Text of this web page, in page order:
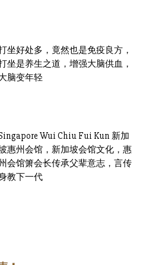
坐好处多，竟然也是免疫良方，
坐是养生之道，增强大脑供血，
脑变年轻
Wui Chiu Fui Kun 新加
惠州会馆，新加坡会馆文化，惠
会馆箫会长传承父辈意志，言传
教下一代